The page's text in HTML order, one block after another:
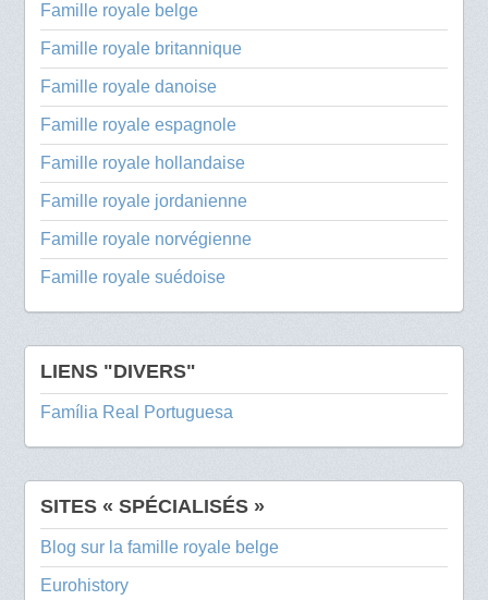
Famille royale belge
Famille royale britannique
Famille royale danoise
Famille royale espagnole
Famille royale hollandaise
Famille royale jordanienne
Famille royale norvégienne
Famille royale suédoise
LIENS "DIVERS"
Família Real Portuguesa
SITES « SPÉCIALISÉS »
Blog sur la famille royale belge
Eurohistory